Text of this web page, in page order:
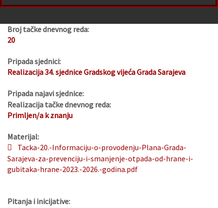
Broj tačke dnevnog reda:
20
Pripada sjednici:
Realizacija 34. sjednice Gradskog vijeća Grada Sarajeva
Pripada najavi sjednice:
Realizacija tačke dnevnog reda:
Primljen/a k znanju
Materijal:
Tacka-20.-Informaciju-o-provodenju-Plana-Grada-
Sarajeva-za-prevenciju-i-smanjenje-otpada-od-hrane-i-
gubitaka-hrane-2023.-2026.-godina.pdf
Pitanja i inicijative: